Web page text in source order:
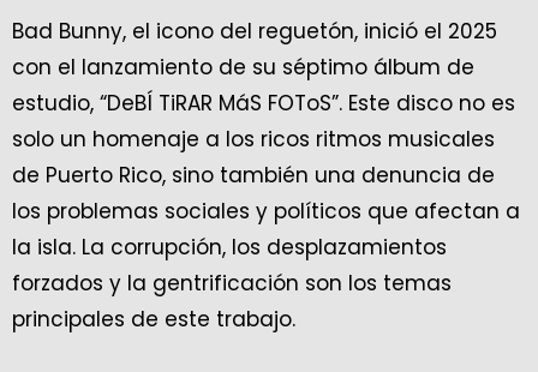
Bad Bunny, el icono del reguetón, inició el 2025
con el lanzamiento de su séptimo álbum de
estudio, “DeBÍ TiRAR MáS FOToS”. Este disco no es
solo un homenaje a los ricos ritmos musicales
de Puerto Rico, sino también una denuncia de
los problemas sociales y políticos que afectan a
la isla. La corrupción, los desplazamientos
forzados y la gentrificación son los temas
principales de este trabajo.